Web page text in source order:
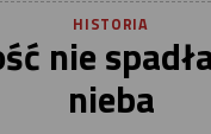
HISTORIA
nie
nieba